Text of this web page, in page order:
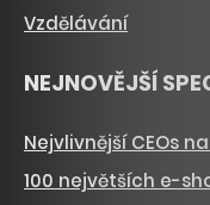
Vzdělávání
NEJNOVĚJŠÍ
Nejvlivnější CEOs
100 největších e-